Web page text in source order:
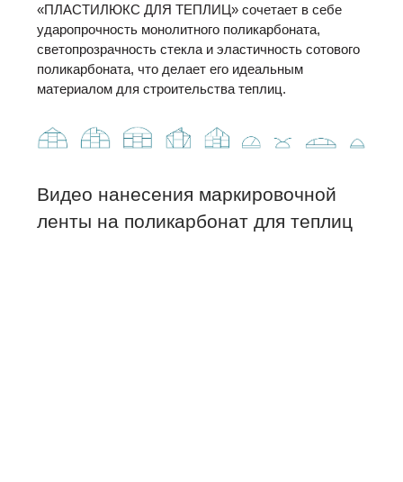
«ПЛАСТИЛЮКС ДЛЯ ТЕПЛИЦ» сочетает в себе
ударопрочность монолитного поликарбоната,
светопрозрачность стекла и эластичность сотового
поликарбоната, что делает его идеальным
материалом для строительства теплиц.
Видео нанесения маркировочной
ленты на поликарбонат для теплиц